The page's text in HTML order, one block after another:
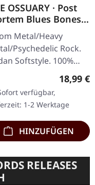
OSSUARY · Post
Blues Bones |
Metal/Heavy
Psychedelic Rock.
Softstyle. 100%
Druck auf18,99 €
verfügbar,
1-2 Werktage
HINZUFÜGEN
RELEASES